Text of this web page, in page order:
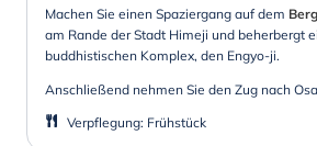
Machen Sie einen Spaziergang auf dem
am Rande der Stadt Himeji und beherbergt
buddhistischen Komplex, den Engyo-ji.
Anschließend nehmen Sie den Zug nach
Verpflegung: Frühstück